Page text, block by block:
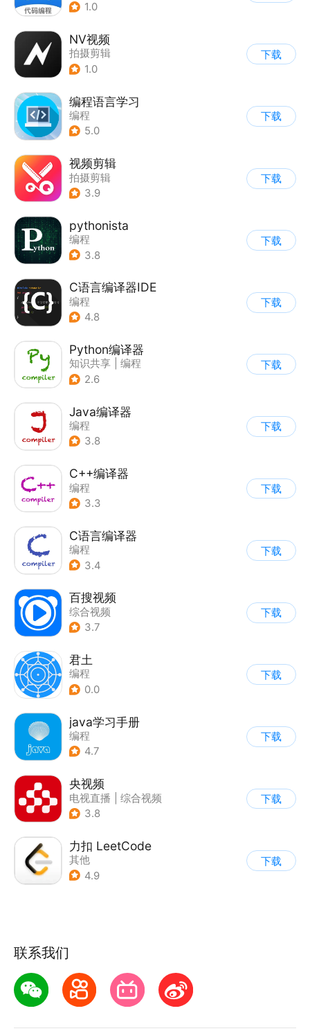
1.0
NV视频
拍摄剪辑
1.0
下载
编程语言学习
编程
5.0
下载
视频剪辑
拍摄剪辑
3.9
下载
pythonista
编程
3.8
下载
C语言编译器IDE
编程
4.8
下载
Python编译器
知识共享
编程
2.6
下载
Java编译器
编程
3.8
下载
C++编译器
编程
3.3
下载
C语言编译器
编程
3.4
下载
百搜视频
综合视频
3.7
下载
君土
编程
0.0
下载
java学习手册
编程
4.7
下载
央视频
电视直播
综合视频
3.8
下载
力扣 LeetCode
其他
4.9
下载
联系我们